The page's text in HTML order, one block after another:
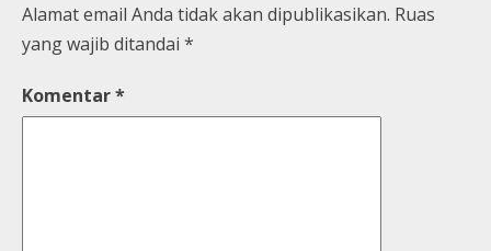
Alamat email Anda tidak akan dipublikasikan. Ruas
yang wajib ditandai *
Komentar*